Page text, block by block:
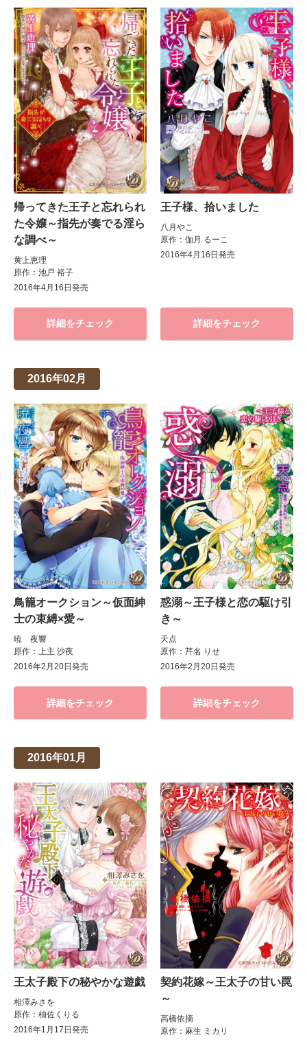
帰ってきた王子と忘れられ
た令嬢～指先が奏でる淫ら
な調べ～
黄上恵理
原作：池戸 裕子
2016年4月16日発売
詳細をチェック
王子様、拾いました
八月やこ
原作：伽月 るーこ
2016年4月16日発売
詳細をチェック
2016年02月
鳥籠オークション～仮面紳
士の束縛×愛～
暁 夜響
原作：上主 沙夜
2016年2月20日発売
詳細をチェック
惑溺～王子様と恋の駆け引
き～
天点
原作：芹名 りせ
2016年2月20日発売
詳細をチェック
2016年01月
王太子殿下の秘やかな遊戯
相澤みさを
原作：柚佐くりる
2016年1月17日発売
契約花嫁～王太子の甘い罠
～
高橋依摘
原作：麻生 ミカリ